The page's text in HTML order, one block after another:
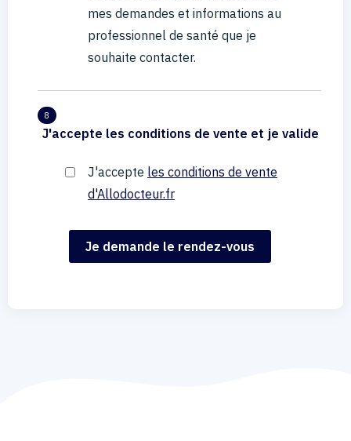
mes demandes et informations au
professionnel de santé que je
souhaite contacter.
8
J'accepte les conditions de vente et je valide
J'accepte les conditions de vente
d'Allodocteur.fr